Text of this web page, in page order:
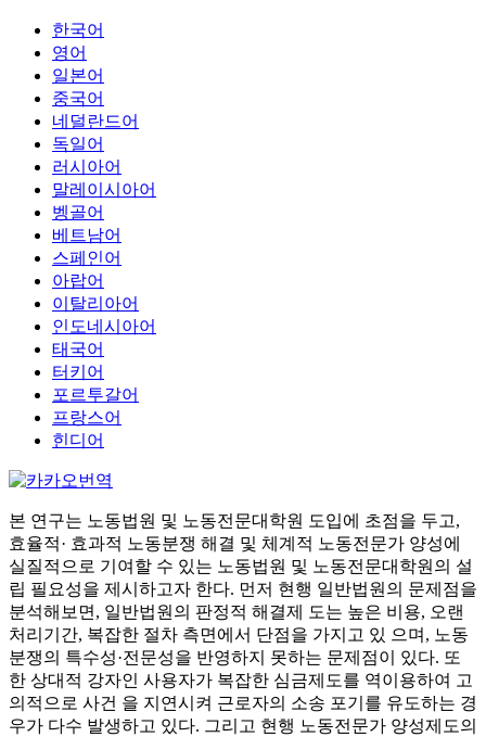
한국어
영어
일본어
중국어
네덜란드어
독일어
러시아어
말레이시아어
벵골어
베트남어
스페인어
아랍어
이탈리아어
인도네시아어
태국어
터키어
포르투갈어
프랑스어
힌디어
본 연구는 노동법원 및 노동전문대학원 도입에 초점을 두고,
효율적· 효과적 노동분쟁 해결 및 체계적 노동전문가 양성에
실질적으로 기여할 수 있는 노동법원 및 노동전문대학원의 설
립 필요성을 제시하고자 한다. 먼저 현행 일반법원의 문제점을
분석해보면, 일반법원의 판정적 해결제 도는 높은 비용, 오랜
처리기간, 복잡한 절차 측면에서 단점을 가지고 있 으며, 노동
분쟁의 특수성·전문성을 반영하지 못하는 문제점이 있다. 또
한 상대적 강자인 사용자가 복잡한 심금제도를 역이용하여 고
의적으로 사건 을 지연시켜 근로자의 소송 포기를 유도하는 경
우가 다수 발생하고 있다. 그리고 현행 노동전문가 양성제도의